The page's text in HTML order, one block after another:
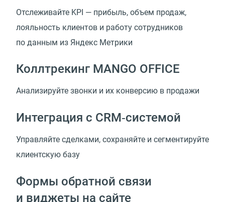
Отслеживайте KPI — прибыль, объем продаж,
лояльность клиентов и работу сотрудников
по данным из Яндекс Метрики
Коллтрекинг MANGO OFFICE
Анализируйте звонки и их конверсию в продажи
Интеграция с CRM‑системой
Управляйте сделками, сохраняйте и сегментируйте
клиентскую базу
Формы обратной связи
и виджеты на сайте